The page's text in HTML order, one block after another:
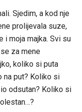
Sjedim, a kod nje
prolijevala suze,
i moja majka. Svi su
za mene
koliko si puta
na put? Koliko si
odsutan? Koliko si